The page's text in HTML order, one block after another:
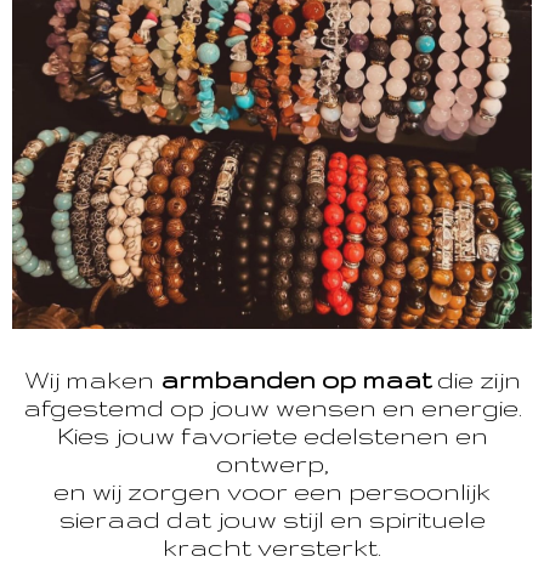
Wij maken armbanden op maatdie zijn
afgestemd op jouw wensen en energie.
Kies jouw favoriete edelstenen en
ontwerp,
en wij zorgen voor een persoonlijk
sieraad dat jouw stijl en spirituele
kracht versterkt.